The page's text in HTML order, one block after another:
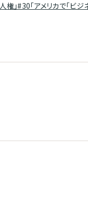
権」#30「アメリカで「ビ